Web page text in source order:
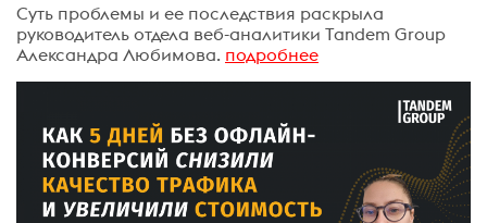
Суть проблемы и ее последствия раскрыла
руководитель отдела веб-аналитики Tandem Group
Александра Любимова. подробнее